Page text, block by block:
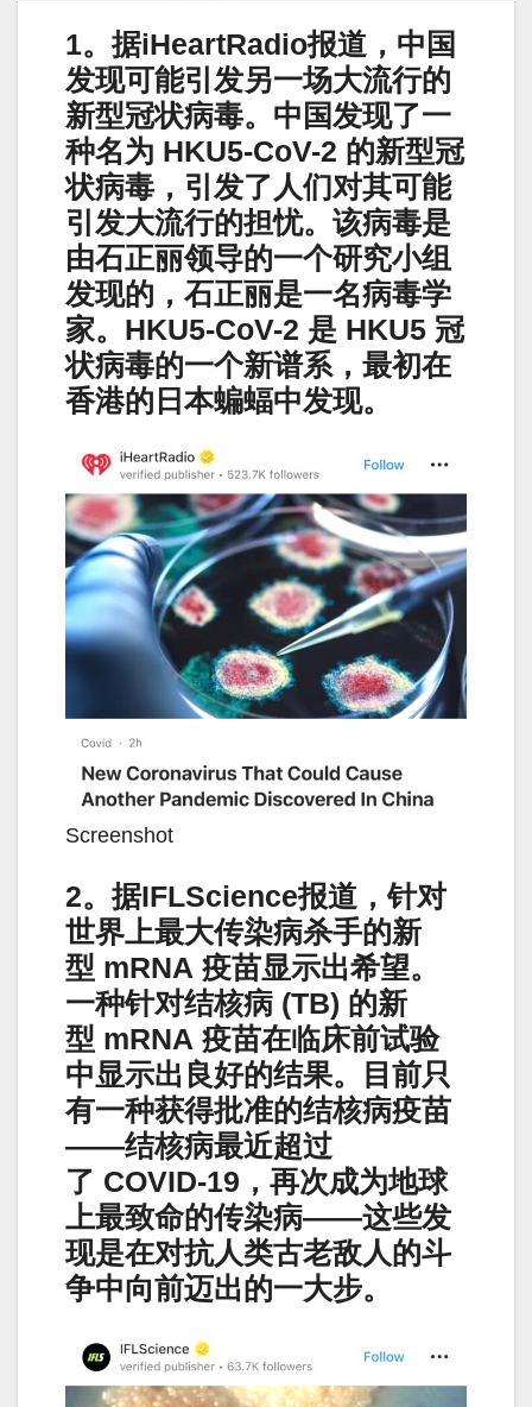
1。据iHeartRadio报道，中国
发现可能引发另一场大流行的
新型冠状病毒。中国发现了一
种名为 HKU5-CoV-2 的新型冠
状病毒，引发了人们对其可能
引发大流行的担忧。该病毒是
由石正丽领导的一个研究小组
发现的，石正丽是一名病毒学
家。HKU5-CoV-2 是 HKU5 冠
状病毒的一个新谱系，最初在
香港的日本蝙蝠中发现。
Screenshot
2。据IFLScience报道，针对
世界上最大传染病杀手的新
型 mRNA 疫苗显示出希望。
一种针对结核病 (TB) 的新
型 mRNA 疫苗在临床前试验
中显示出良好的结果。目前只
有一种获得批准的结核病疫苗
——结核病最近超过
了 COVID-19，再次成为地球
上最致命的传染病——这些发
现是在对抗人类古老敌人的斗
争中向前迈出的一大步。